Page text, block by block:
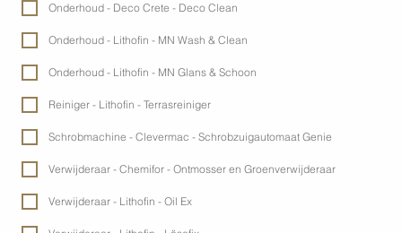
Onderhoud - Deco Crete - Deco Clean
Onderhoud - Lithofin - MN Wash & Clean
Onderhoud - Lithofin - MN Glans & Schoon
Reiniger - Lithofin - Terrasreiniger
Schrobmachine - Clevermac - Schrobzuigautomaat Genie
Verwijderaar - Chemifor - Ontmosser en Groenverwijderaar
Verwijderaar - Lithofin - Oil Ex